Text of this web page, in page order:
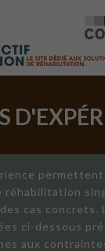
réhabilitation
cas concrets.
ci-dessous
aux